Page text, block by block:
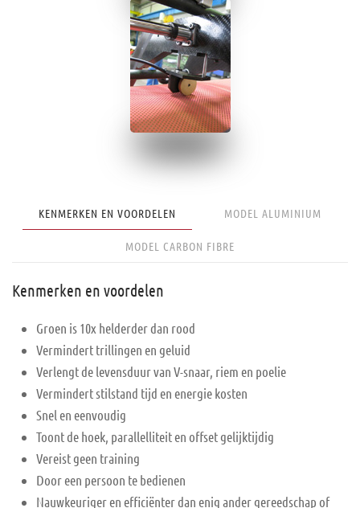
KENMERKEN EN VOORDELEN MODEL ALUMINIUM
MODEL CARBON FIBRE
Kenmerken en voordelen
Groen is 10x helderder dan rood
Vermindert trillingen en geluid
Verlengt de levensduur van V-snaar, riem en poelie
Vermindert stilstand tijd en energie kosten
Snel en eenvoudig
Toont de hoek, parallelliteit en offset gelijktijdig
Vereist geen training
Door een persoon te bedienen
Nauwkeuriger en efficiënter dan enig ander gereedschap of